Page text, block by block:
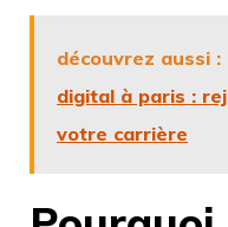
découvrez aussi :
digital à paris :
votre carrière